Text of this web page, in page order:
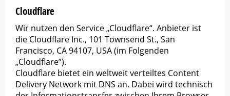
Cloudflare
Wir nutzen den Service „Cloudflare“. Anbieter ist
die Cloudflare Inc., 101 Townsend St., San
Francisco, CA 94107, USA (im Folgenden
„Cloudflare”).
Cloudflare bietet ein weltweit verteiltes Content
Delivery Network mit DNS an. Dabei wird technisch